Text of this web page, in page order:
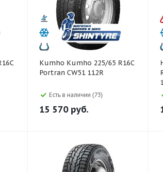
Kumho Kumho 225/65 R16C
Portran CW51 112R
Есть в наличии (73)
15 570 руб.